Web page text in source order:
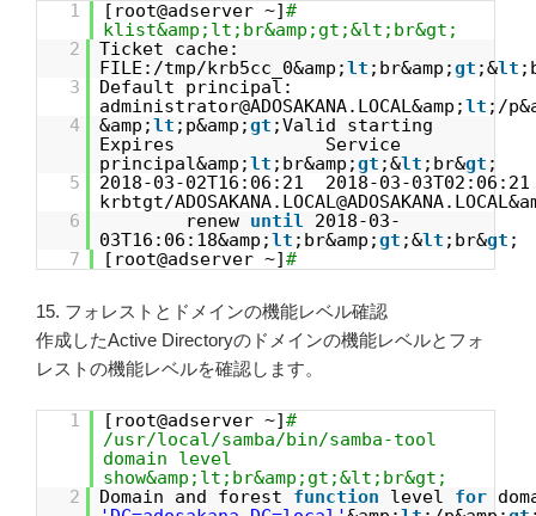
1 [root@adserver ~]#
klist&amp;lt;br&amp;gt;&lt;br&gt;
2
Ticket cache:
FILE:/tmp/krb5cc_0&amp;lt ;br&amp;gt ;&lt
3
Default principal:
administrator@ADOSAKANA.LOCAL&amp;lt ;/
4
&amp;lt ;p&amp;gt ;Valid starting
Expires Service
principal&amp;lt ;br&amp;gt ;&lt ;br&gt ;
5
2018-03-02T16:06:21 2018-03-
krbtgt/
6
renew until
2018-03-
03T16:06:18&amp;lt ;br&amp;gt ;&lt ;br&gt ;
7
[root@adserver ~]#
15. フォレストとドメインの機能レベル確認
作成したActive Directoryのドメインの機能レベルとフォ
レストの機能レベルを確認します。
1 [root@adserver ~]#
/usr/local/samba/bin/samba-tool
domain level
show&amp;lt;br&amp;gt;&lt;br&gt;
2
Domain and forest function level for